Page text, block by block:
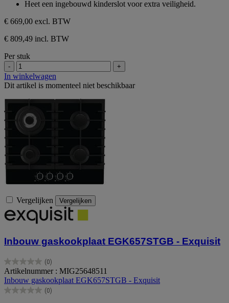
Heet een ingebouwd kinderslot voor extra veiligheid.
€ 669,00 excl. BTW
€ 809,49 incl. BTW
Per stuk
- +
In winkelwagen
Dit artikel is momenteel niet beschikbaar
Vergelijken Vergelijken
Inbouw gaskookplaat EGK657STGB - Exquisit
(0)
0.0
van
de
5
Artikelnummer : MIG25648511
Inbouw gaskookplaat EGK657STGB - Exquisit
(0)
0.0